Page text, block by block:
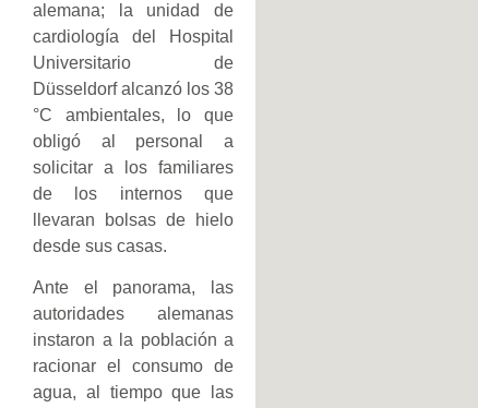
alemana; la unidad de
cardiología del Hospital
Universitario de
Düsseldorf alcanzó los 38
°C ambientales, lo que
obligó al personal a
solicitar a los familiares
de los internos que
llevaran bolsas de hielo
desde sus casas.
Ante el panorama, las
autoridades alemanas
instaron a la población a
racionar el consumo de
agua, al tiempo que las